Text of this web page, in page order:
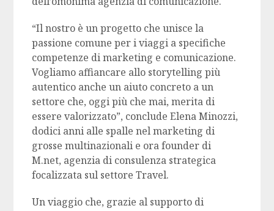
“Il nostro è un progetto che unisce la
passione comune per i viaggi a specifiche
competenze di marketing e comunicazione.
Vogliamo affiancare allo storytelling più
autentico anche un aiuto concreto a un
settore che, oggi più che mai, merita di
essere valorizzato”, conclude Elena Minozzi,
dodici anni alle spalle nel marketing di
grosse multinazionali e ora founder di
M.net, agenzia di consulenza strategica
focalizzata sul settore Travel.
Un viaggio che, grazie al supporto di